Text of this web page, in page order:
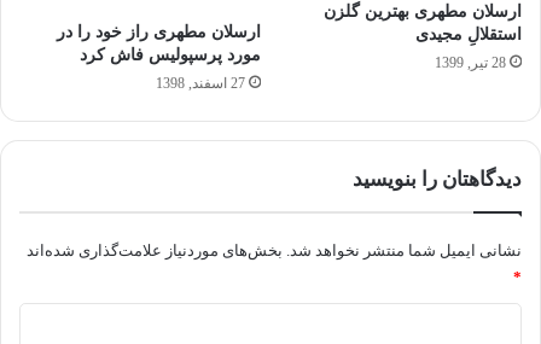
ارسلان مطهری بهترین گلزن
استقلالِ مجیدی
28 تیر, 1399
ارسلان مطهری راز خود را در
مورد پرسپولیس فاش کرد
27 اسفند, 1398
دیدگاهتان را بنویسید
نشانی ایمیل شما منتشر نخواهد شد. بخش‌های موردنیاز علامت‌گذاری شده‌اند
*